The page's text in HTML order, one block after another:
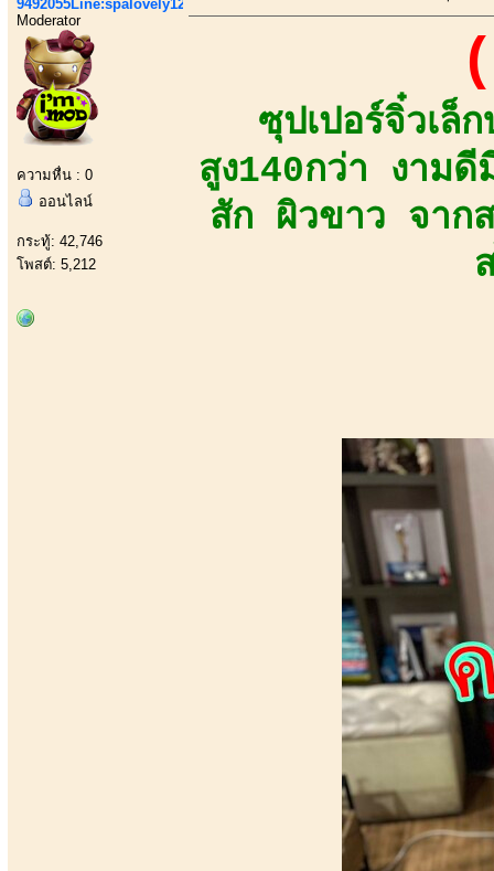
9492055Line:spalovely123
Moderator
ความหื่น : 0
ออนไลน์
กระทู้: 42,746
โพสต์: 5,212
ซุปเปอร์จิ๋วเ
สูง140กว่า งาม
สัก ผิวขาว จาก